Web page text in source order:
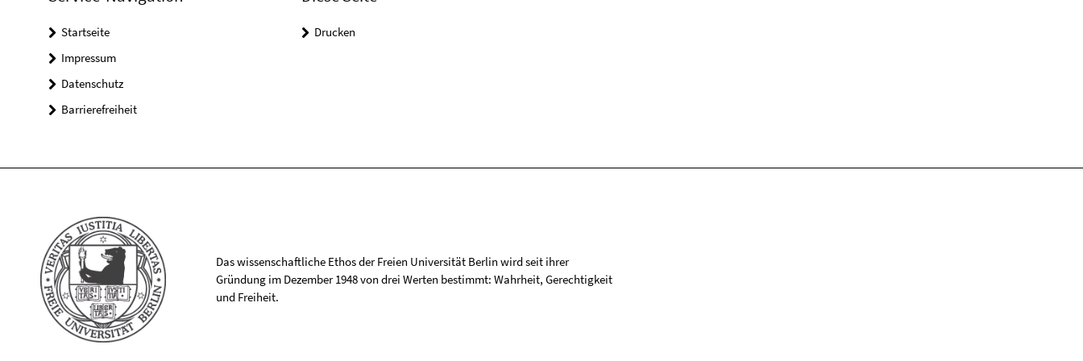
Startseite
Impressum
Datenschutz
Barrierefreiheit
Drucken
Das wissenschaftliche Ethos der Freien Universität Berlin wird seit ihrer
Gründung im Dezember 1948 von drei Werten bestimmt: Wahrheit, Gerechtigkeit
und Freiheit.